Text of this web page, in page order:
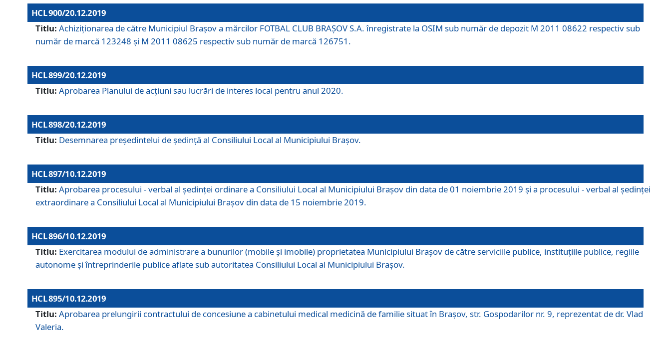
HCL 900/20.12.2019
Titlu: Achiziționarea de către Municipiul Brașov a mărcilor FOTBAL CLUB BRAȘOV S.A. înregistrate la OSIM sub număr de depozit M 2011 08622 respectiv sub
număr de marcă 123248 și M 2011 08625 respectiv sub număr de marcă 126751.
HCL 899/20.12.2019
Titlu: Aprobarea Planului de acţiuni sau lucrări de interes local pentru anul 2020.
HCL 898/20.12.2019
Titlu: Desemnarea preşedintelui de şedinţă al Consiliului Local al Municipiului Braşov.
HCL 897/10.12.2019
Titlu: Aprobarea procesului - verbal al şedinţei ordinare a Consiliului Local al Municipiului Brașov din data de 01 noiembrie 2019 și a procesului - verbal al ședinței
extraordinare a Consiliului Local al Municipiului Brașov din data de 15 noiembrie 2019.
HCL 896/10.12.2019
Titlu: Exercitarea modului de administrare a bunurilor (mobile și imobile) proprietatea Municipiului Brașov de către serviciile publice, instituțiile publice, regiile
autonome și întreprinderile publice aflate sub autoritatea Consiliului Local al Municipiului Brașov.
HCL 895/10.12.2019
Titlu: Aprobarea prelungirii contractului de concesiune a cabinetului medical medicină de familie situat în Braşov, str. Gospodarilor nr. 9, reprezentat de dr. Vlad
Valeria.